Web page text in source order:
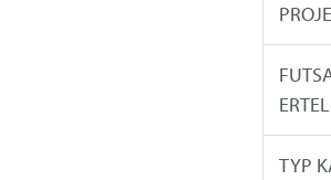
TYP